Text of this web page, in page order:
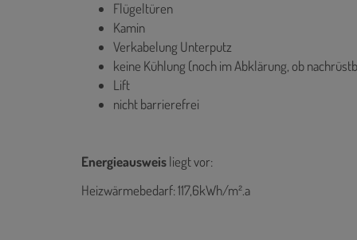
Flügeltüren
Kamin
Verkabelung Unterputz
keine Kühlung (noch im Abklärung, ob
Lift
nicht barrierefrei
Energieausweisliegt vor:
Heizwärmebedarf: 117,6kWh/m².a